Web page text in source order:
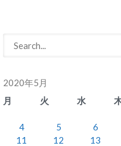
2020年5月
月
火 水
4
5 6
11
12 13